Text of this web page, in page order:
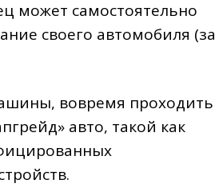
может самостоятельно
своего автомобиля (за
вовремя проходить
авто, такой как